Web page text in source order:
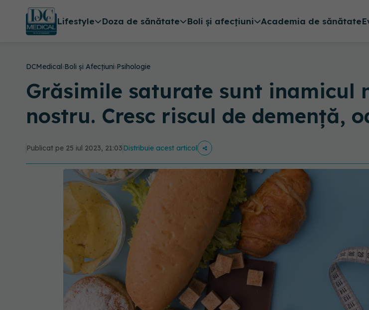
Lifestyle Doza de sănătate Boli și afecțiuni Academia de sănătate
DCMedical›Boli și Afecțiuni›Psihologie
Grăsimile saturate sunt inamicul
nostru. Cresc riscul de demență,
Publicat pe 25 iul 2023, 21:03Distribuie acest articol